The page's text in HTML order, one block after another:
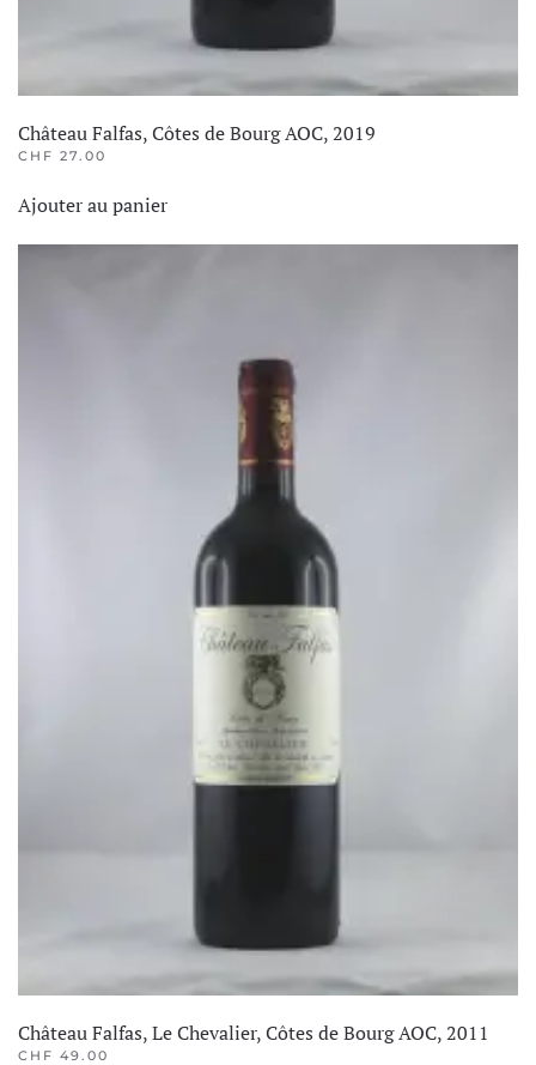
Château Falfas, Côtes de Bourg AOC, 2019
CHF 27.00
Ajouter au panier
Château Falfas, Le Chevalier, Côtes de Bourg AOC, 2011
CHF 49.00